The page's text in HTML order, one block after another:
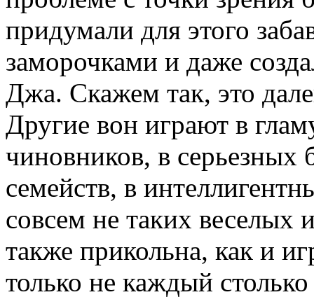
придумали для этого
заморочками и даже
Джа. Скажем так, это
Другие вон играют в
чиновников, в серьезных
семейств, в
совсем не таких веселых
также прикольна, как и
только не каждый